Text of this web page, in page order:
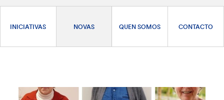
INICIATIVAS NOVAS QUEN SOMOS CONTACTO